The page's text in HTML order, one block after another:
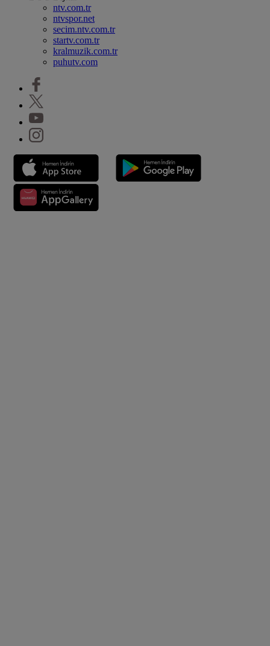
ntv.com.tr
ntvspor.net
secim.ntv.com.tr
startv.com.tr
kralmuzik.com.tr
puhutv.com